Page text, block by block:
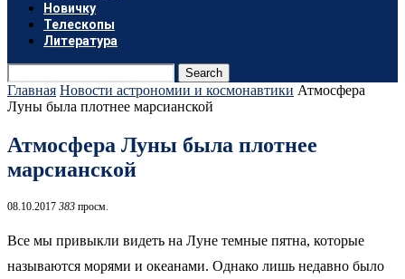
Новичку
Телескопы
Литература
Search
Главная Новости астрономии и космонавтики Атмосфера
Луны была плотнее марсианской
Атмосфера Луны была плотнее
марсианской
08.10.2017 383 просм.
Все мы привыкли видеть на Луне темные пятна, которые
называются морями и океанами. Однако лишь недавно было